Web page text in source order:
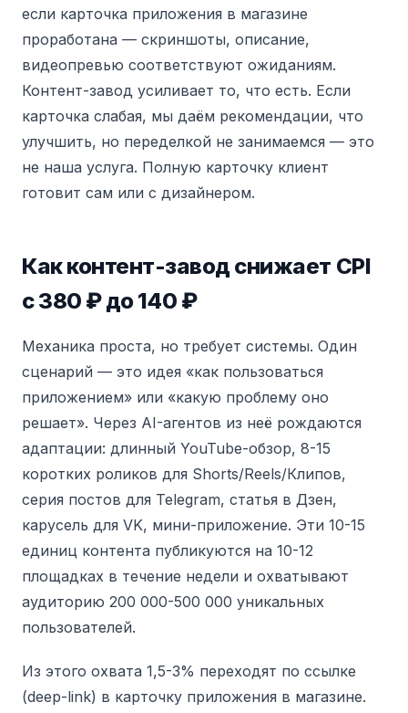
если карточка приложения в магазине
проработана — скриншоты, описание,
видеопревью соответствуют ожиданиям.
Контент-завод усиливает то, что есть. Если
карточка слабая, мы даём рекомендации, что
улучшить, но переделкой не занимаемся — это
не наша услуга. Полную карточку клиент
готовит сам или с дизайнером.
Как контент-завод снижает CPI
с 380 ₽ до 140 ₽
Механика проста, но требует системы. Один
сценарий — это идея «как пользоваться
приложением» или «какую проблему оно
решает». Через AI-агентов из неё рождаются
адаптации: длинный YouTube-обзор, 8-15
коротких роликов для Shorts/Reels/Клипов,
серия постов для Telegram, статья в Дзен,
карусель для VK, мини-приложение. Эти 10-15
единиц контента публикуются на 10-12
площадках в течение недели и охватывают
аудиторию 200 000-500 000 уникальных
пользователей.
Из этого охвата 1,5-3% переходят по ссылке
(deep-link) в карточку приложения в магазине.